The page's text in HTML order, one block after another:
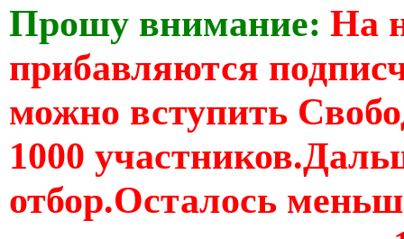
Прошу внимание: На
прибавляются
можно вступить
1000
отбор.Осталось